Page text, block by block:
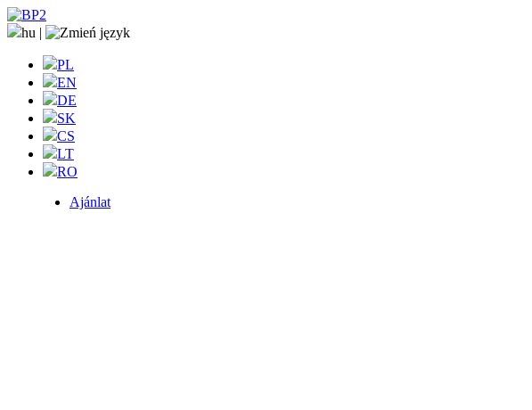
hu |
PL
EN
DE
SK
CS
LT
RO
Ajánlat